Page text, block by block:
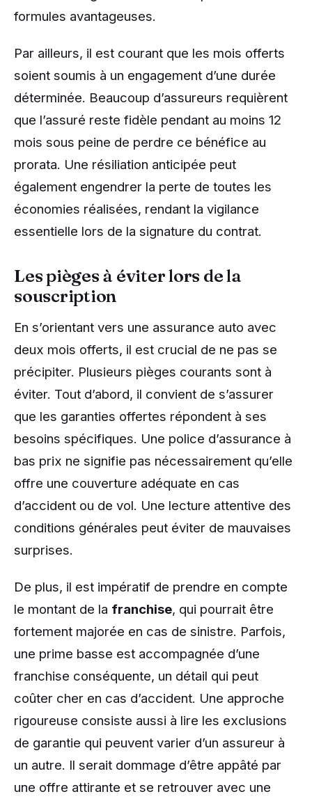
formules avantageuses.
Par ailleurs, il est courant que les mois offerts
soient soumis à un engagement d’une durée
déterminée. Beaucoup d’assureurs requièrent
que l’assuré reste fidèle pendant au moins 12
mois sous peine de perdre ce bénéfice au
prorata. Une résiliation anticipée peut
également engendrer la perte de toutes les
économies réalisées, rendant la vigilance
essentielle lors de la signature du contrat.
Les pièges à éviter lors de la
souscription
En s’orientant vers une assurance auto avec
deux mois offerts, il est crucial de ne pas se
précipiter. Plusieurs pièges courants sont à
éviter. Tout d’abord, il convient de s’assurer
que les garanties offertes répondent à ses
besoins spécifiques. Une police d’assurance à
bas prix ne signifie pas nécessairement qu’elle
offre une couverture adéquate en cas
d’accident ou de vol. Une lecture attentive des
conditions générales peut éviter de mauvaises
surprises.
De plus, il est impératif de prendre en compte
le montant de la franchise, qui pourrait être
fortement majorée en cas de sinistre. Parfois,
une prime basse est accompagnée d’une
franchise conséquente, un détail qui peut
coûter cher en cas d’accident. Une approche
rigoureuse consiste aussi à lire les exclusions
de garantie qui peuvent varier d’un assureur à
un autre. Il serait dommage d’être appâté par
une offre attirante et se retrouver avec une